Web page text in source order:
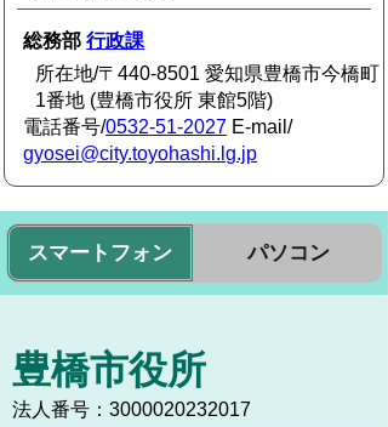
総務部行政課
所在地/〒440-8501 愛知県豊橋市今橋町
1番地 (豊橋市役所 東館5階)
電話番号/0532-51-2027 E-mail/
gyosei@city.toyohashi.lg.jp
スマートフォン パソコン
豊橋市役所
法人番号：3000020232017